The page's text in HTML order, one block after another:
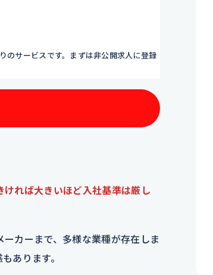
のサービスです。まずは非公開求人に登録
ければ大きいほど入社基準は厳し
カーまで、多様な業種が存在しま
あります。